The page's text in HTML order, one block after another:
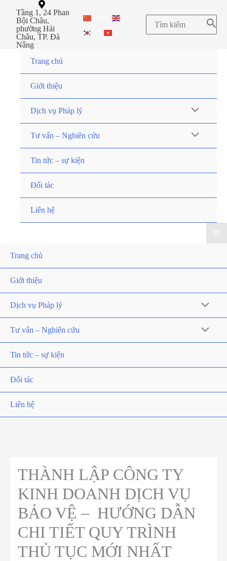
Tầng 1, 24 Phan
Bội Châu,
phường Hải
Châu, TP. Đà
Nẵng
Trang chủ
Giới thiệu
Dịch vụ Pháp lý
Tư vấn – Nghiên cứu
Tin tức – sự kiện
Đối tác
Liên hệ
Trang chủ
Giới thiệu
Dịch vụ Pháp lý
Tư vấn – Nghiên cứu
Tin tức – sự kiện
Đối tác
Liên hệ
THÀNH LẬP CÔNG TY
KINH DOANH DỊCH VỤ
BẢO VỆ – HƯỚNG DẪN
CHI TIẾT QUY TRÌNH
THỦ TỤC MỚI NHẤT